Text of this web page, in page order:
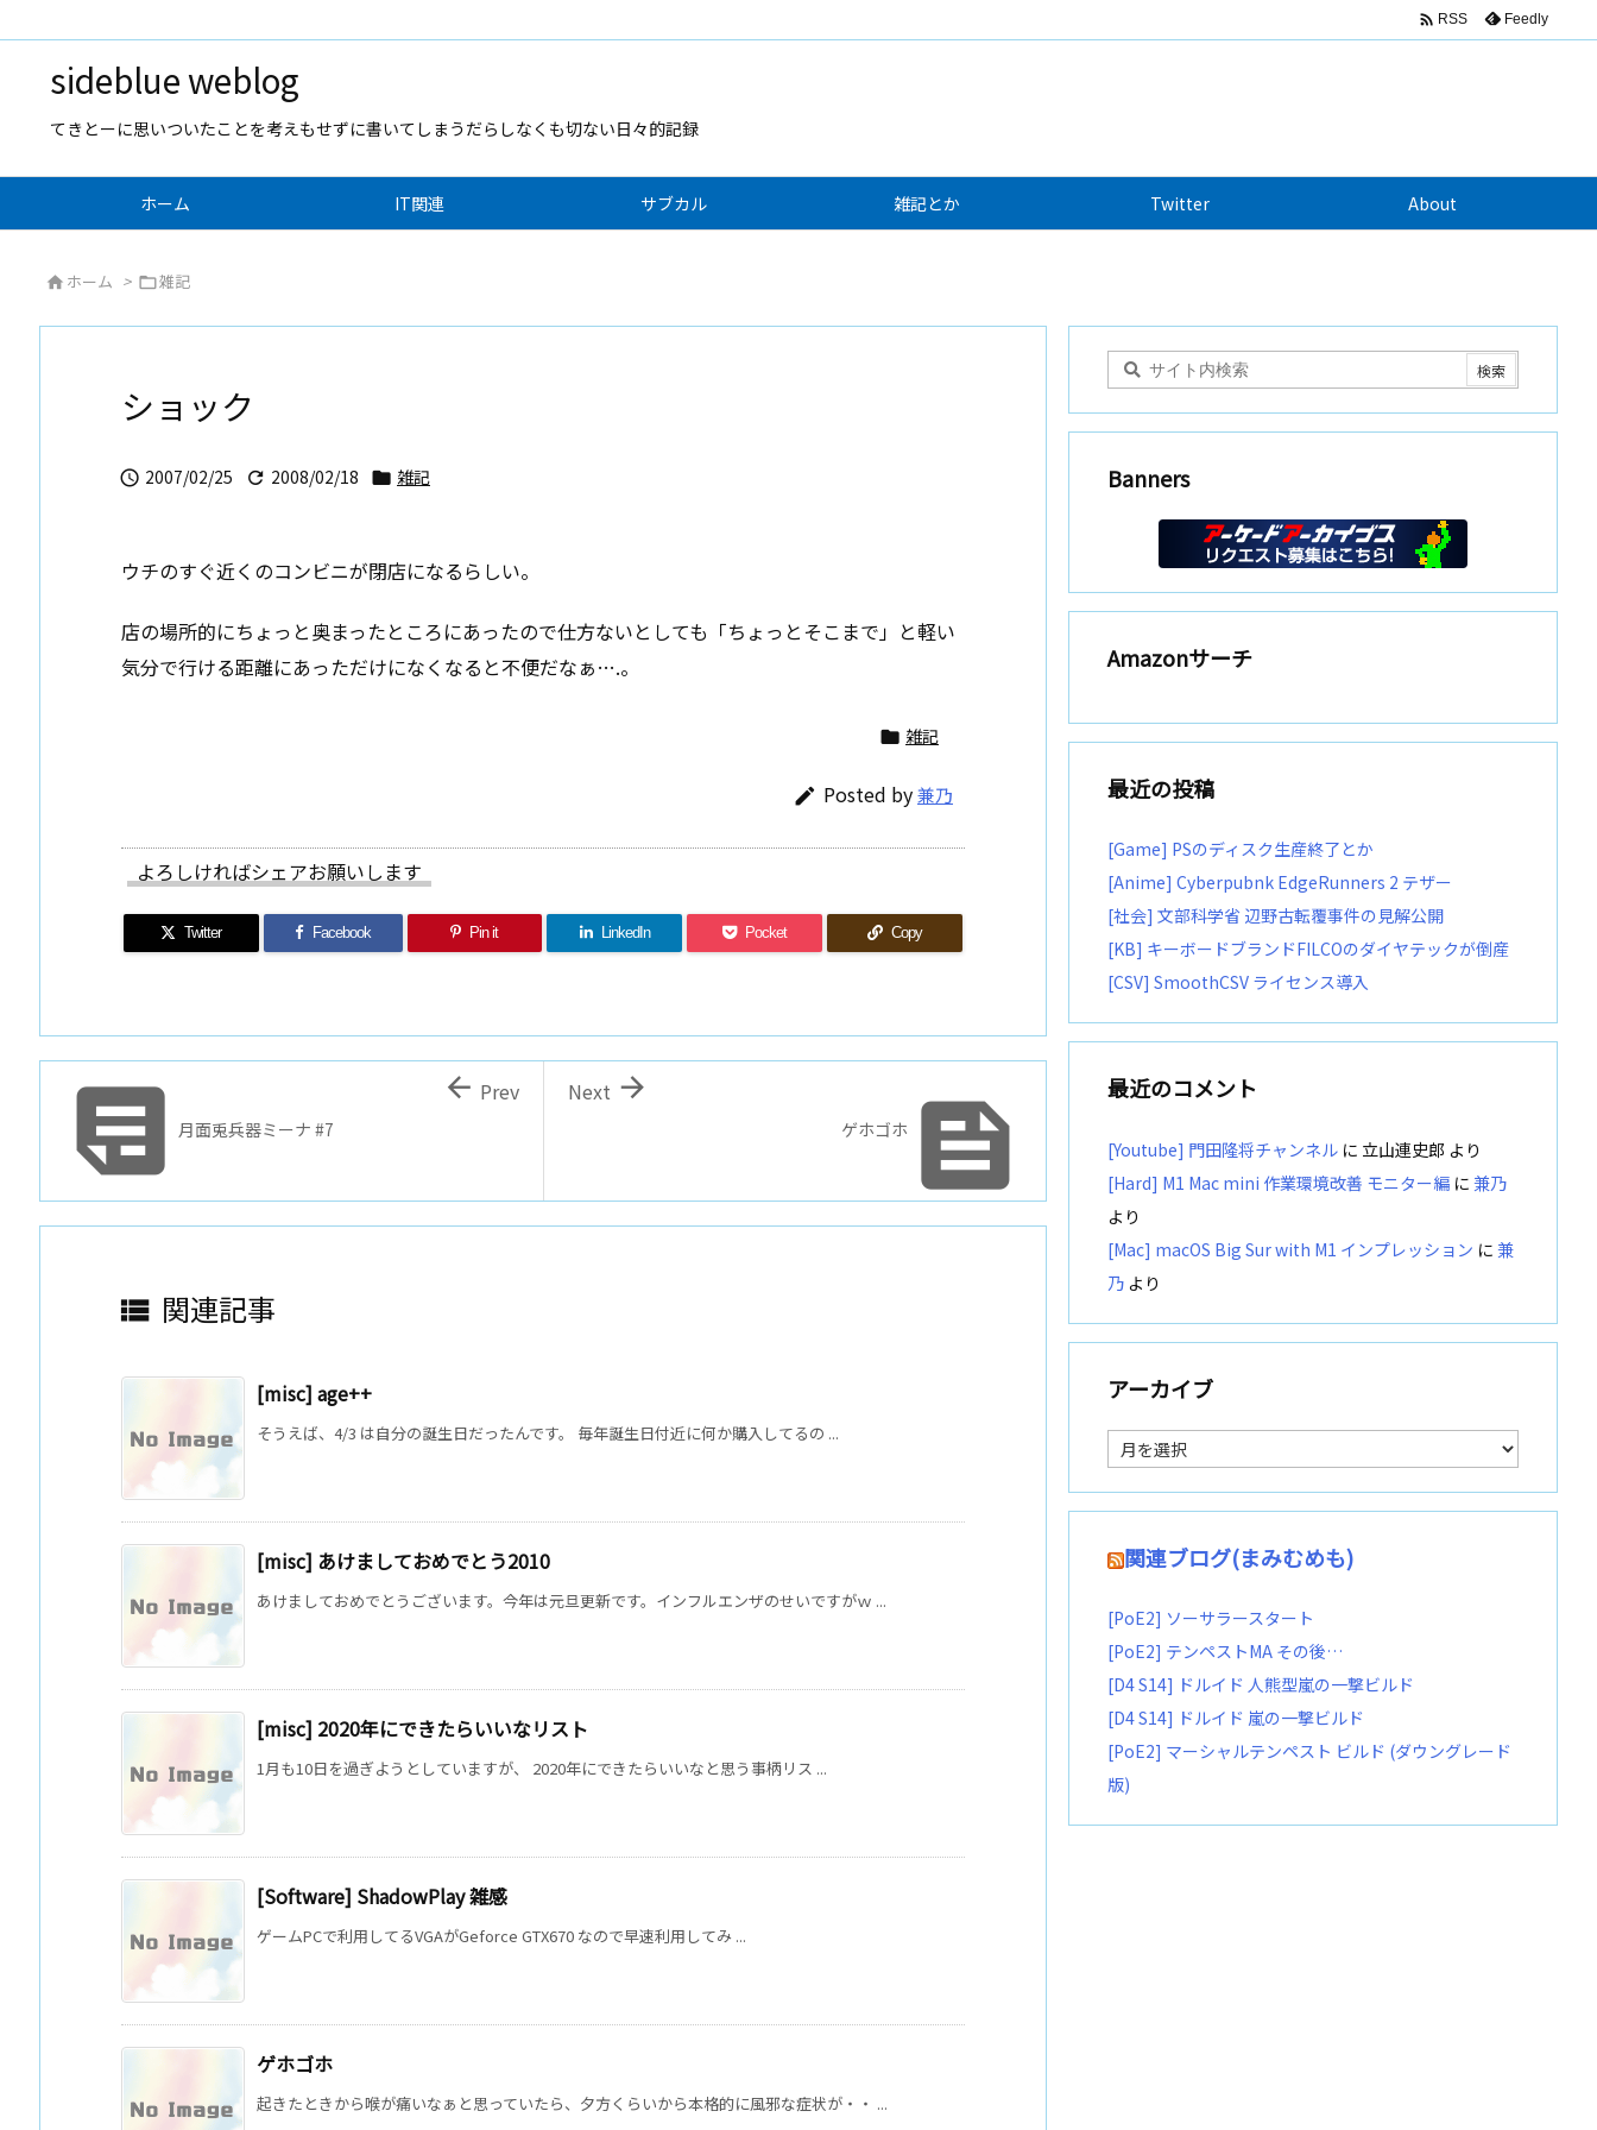
sideblue weblog
てきとーに思いついたことを考えもせずに書いてしまうだらしなくも切ない日々的記録
ホーム IT関連 サブカル 雑記とか Twitter About
 RSS Feedly
 ホーム > 雑記
ショック
 2007/02/25  2008/02/18  雑記
ウチのすぐ近くのコンビニが閉店になるらしい。
店の場所的にちょっと奥まったところにあったので仕方ないとしても「ちょっとそこまで」と軽い
気分で行ける距離にあっただけになくなると不便だなぁ….。
 雑記
 Posted by兼乃
よろしければシェアお願いします
Twitter Facebook Pin it LinkedIn Pocket Copy

ゲホゴホ

Next
月面兎兵器ミーナ #7
 Prev
 関連記事
[misc] age++
そうえば、4/3 は自分の誕生日だったんです。 毎年誕生日付近に何か購入してるの ...
[misc] あけましておめでとう2010
あけましておめでとうございます。今年は元旦更新です。インフルエンザのせいですがｗ ...
[misc] 2020年にできたらいいなリスト
1月も10日を過ぎようとしていますが、 2020年にできたらいいなと思う事柄リス ...
[Software] ShadowPlay 雑感
ゲームPCで利用してるVGAがGeforce GTX670 なので早速利用してみ ...
ゲホゴホ
起きたときから喉が痛いなぁと思っていたら、夕方くらいから本格的に風邪な症状が・・ ...
Banners
Amazonサーチ
最近の投稿
[Game] PSのディスク生産終了とか
[Anime] Cyberpubnk EdgeRunners 2 テザー
[社会] 文部科学省 辺野古転覆事件の見解公開
[KB] キーボードブランドFILCOのダイヤテックが倒産
[CSV] SmoothCSV ライセンス導入
最近のコメント
[Youtube] 門田隆将チャンネル に 立山連史郎 より
[Hard] M1 Mac mini 作業環境改善 モニター編 に 兼乃
より
[Mac] macOS Big Sur with M1 インプレッション に 兼
乃 より
アーカイブ
ア
ー
カ
イ
関連ブログ(まみむめも)
[PoE2] ソーサラースタート
[PoE2] テンペストMA その後…
[D4 S14] ドルイド 人熊型嵐の一撃ビルド
[D4 S14] ドルイド 嵐の一撃ビルド
[PoE2] マーシャルテンペスト ビルド (ダウングレード
版)